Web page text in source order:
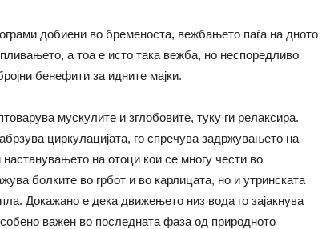
добиени во бременоста, вежбањето паѓа на дното
а тоа е исто така вежба, но неспоредливо
бенефити за идните мајки.
мускулите и зглобовите, туку ги релаксира.
циркулацијата, го спречува задржувањето на
на отоци кои се многу чести во
болките во грбот и во карлицата, но и утринската
Докажано е дека движењето низ вода го зајакнува
важен во последната фаза од природното